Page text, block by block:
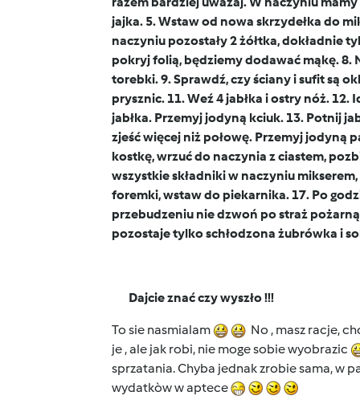
jajka. 5. Wstaw od nowa skrzydełka do
naczyniu pozostały 2 żółtka, dokładnie
pokryj folią, będziemy dodawać mąkę. 8.
torebki. 9. Sprawdź, czy ściany i sufit są
prysznic. 11. Weź 4 jabłka i ostry nóż.
jabłka. Przemyj jodyną kciuk. 13. Potnij
zjeść więcej niż połowę. Przemyj jodyną
kostkę, wrzuć do naczynia z ciastem,
wszystkie składniki w naczyniu
foremki, wstaw do piekarnika. 17. Po
przebudzeniu nie dzwoń po straż
pozostaje tylko schłodzona żubrówka i
Dajcie znać czy wyszło !!!
To sie nasmialam No , masz racje,
je , ale jak robi, nie moge sobie wyobrazic
sprzatania. Chyba jednak zrobie sama, w
wydatkòw w aptece